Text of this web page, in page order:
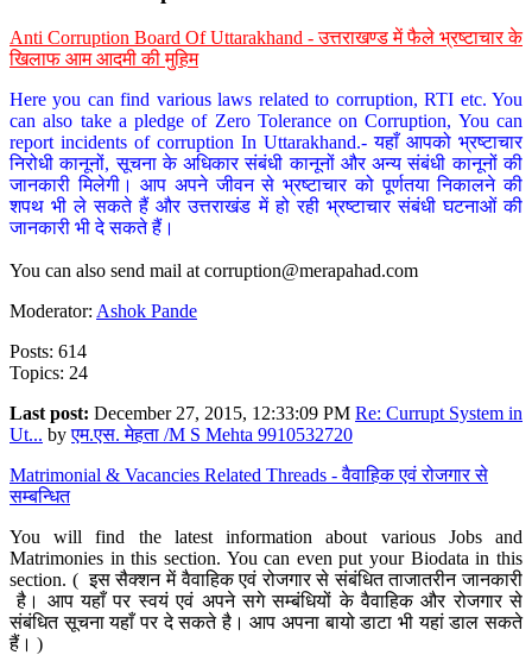
Anti Corruption Board Of Uttarakhand - उत्तराखण्ड में फैले भ्रष्टाचार के
खिलाफ आम आदमी की मुहिम
Here you can find various laws related to corruption, RTI etc. You
can also take a pledge of Zero Tolerance on Corruption, You can
report incidents of corruption In Uttarakhand.- यहाँ आपको भ्रष्टाचार
निरोधी कानूनों, सूचना के अधिकार संबंधी कानूनों और अन्य संबंधी कानूनों की
जानकारी मिलेगी। आप अपने जीवन से भ्रष्टाचार को पूर्णतया निकालने की
शपथ भी ले सकते हैं और उत्तराखंड में हो रही भ्रष्टाचार संबंधी घटनाओं की
जानकारी भी दे सकते हैं।
You can also send mail at corruption@merapahad.com
Moderator: Ashok Pande
Posts: 614
Topics: 24
Last post: December 27, 2015, 12:33:09 PM Re: Currupt System in
Ut... byएम.एस. मेहता /M S Mehta 9910532720
Matrimonial & Vacancies Related Threads - वैवाहिक एवं रोजगार से
सम्बन्धित
You will find the latest information about various Jobs and
Matrimonies in this section. You can even put your Biodata in this
section. ( इस सैक्शन में वैवाहिक एवं रोजगार से संबंधित ताजातरीन जानकारी
है। आप यहाँ पर स्वयं एवं अपने सगे सम्बंधियों के वैवाहिक और रोजगार से
संबंधित सूचना यहाँ पर दे सकते है। आप अपना बायो डाटा भी यहां डाल सकते
हैं। )